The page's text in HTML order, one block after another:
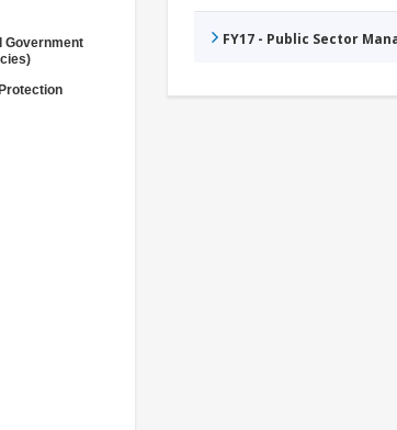
Government
FY17 - Public Sector